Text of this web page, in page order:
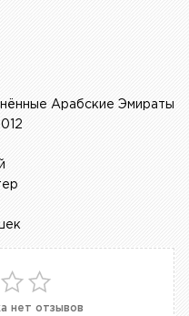
Арабские Эмираты
нет отзывов